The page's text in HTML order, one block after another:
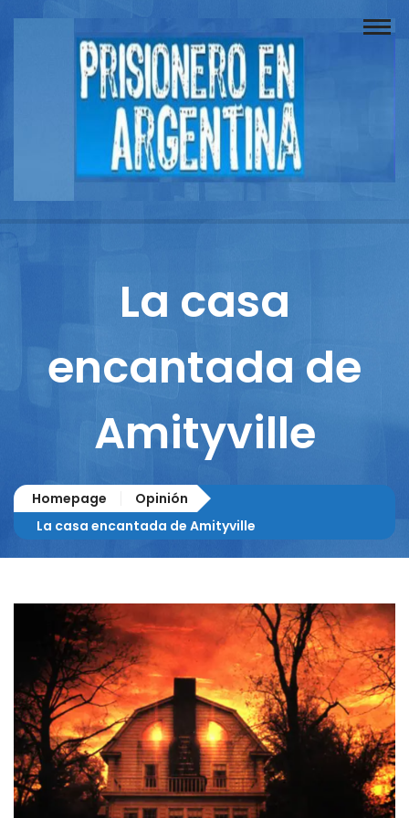
Buscador
Documentos
La casa
encantada de
Amityville
Homepage
Opinión
La casa encantada de Amityville